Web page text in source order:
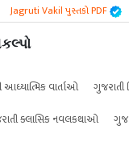
Jagruti Vakil પુસ્તકો PDF
આધ્યાત્મિક વાર્તાઓ
ગુજરાતી
ક્લાસિક નવલકથાઓ